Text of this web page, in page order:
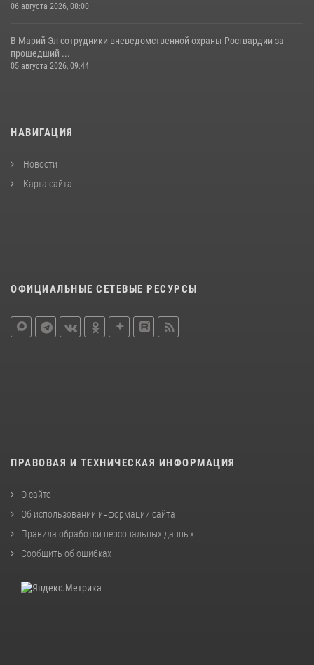
06 августа 2026, 08:00
В Марий Эл сотрудники вневедомственной охраны Росгвардии за
прошедший ...
05 августа 2026, 09:44
НАВИГАЦИЯ
Новости
Карта сайта
ОФИЦИАЛЬНЫЕ СЕТЕВЫЕ РЕСУРСЫ
ПРАВОВАЯ И ТЕХНИЧЕСКАЯ ИНФОРМАЦИЯ
О сайте
Об использовании информации сайта
Правила обработки персональных данных
Сообщить об ошибках